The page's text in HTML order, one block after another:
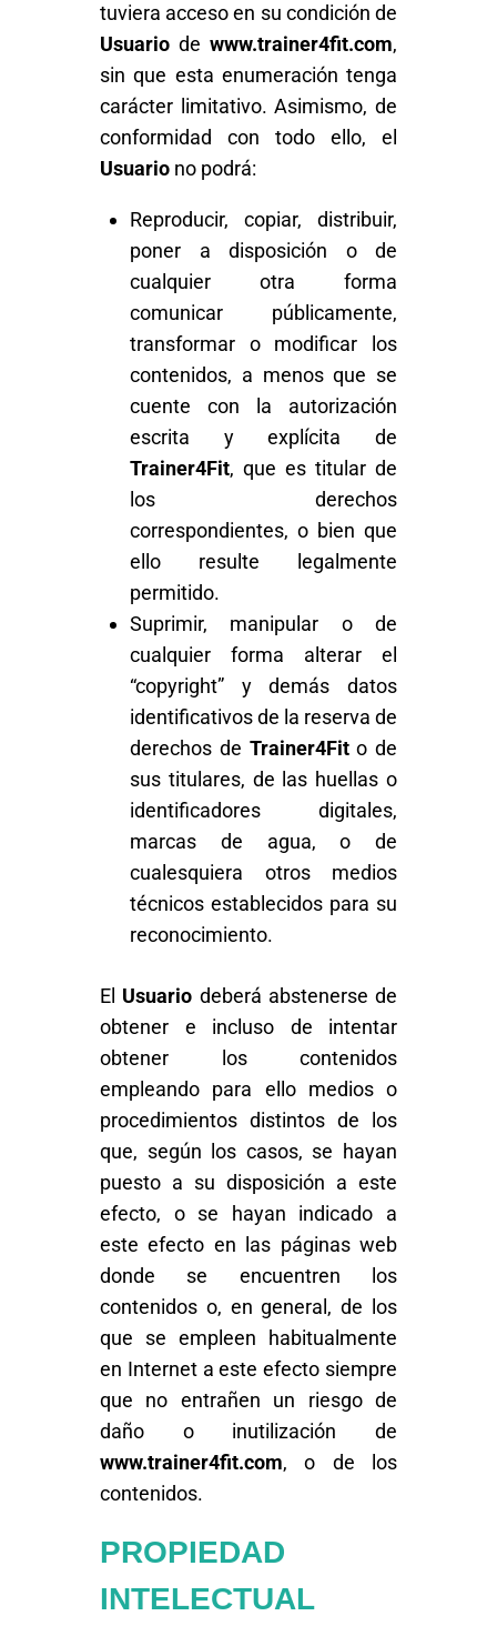
tuviera acceso en su condición de
Usuario de www.trainer4fit.com,
sin que esta enumeración tenga
carácter limitativo. Asimismo, de
conformidad con todo ello, el
Usuario no podrá:
Reproducir, copiar, distribuir,
poner a disposición o de
cualquier otra forma
comunicar públicamente,
transformar o modificar los
contenidos, a menos que se
cuente con la autorización
escrita y explícita de
Trainer4Fit, que es titular de
los derechos
correspondientes, o bien que
ello resulte legalmente
permitido.
Suprimir, manipular o de
cualquier forma alterar el
“copyright” y demás datos
identificativos de la reserva de
derechos de Trainer4Fito de
sus titulares, de las huellas o
identificadores digitales,
marcas de agua, o de
cualesquiera otros medios
técnicos establecidos para su
reconocimiento.
El Usuario deberá abstenerse de
obtener e incluso de intentar
obtener los contenidos
empleando para ello medios o
procedimientos distintos de los
que, según los casos, se hayan
puesto a su disposición a este
efecto, o se hayan indicado a
este efecto en las páginas web
donde se encuentren los
contenidos o, en general, de los
que se empleen habitualmente
en Internet a este efecto siempre
que no entrañen un riesgo de
daño o inutilización de
www.trainer4fit.com, o de los
contenidos.
PROPIEDAD
INTELECTUAL